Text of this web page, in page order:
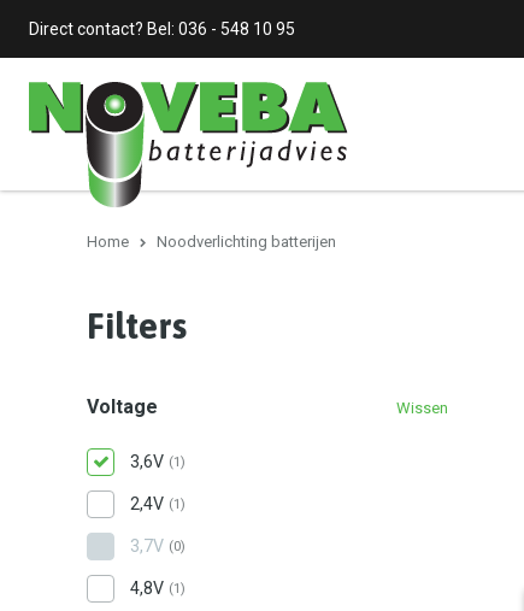
Direct contact? Bel: 036 - 548 10 95
Home Noodverlichting batterijen
Filters
Voltage Wissen
3,6V (1)
2,4V (1)
3,7V (0)
4,8V (1)